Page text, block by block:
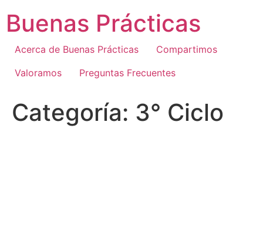
contenido
Buenas Prácticas
Acerca de Buenas Prácticas
Compartimos
Valoramos
Preguntas Frecuentes
Categoría: 3° Ciclo